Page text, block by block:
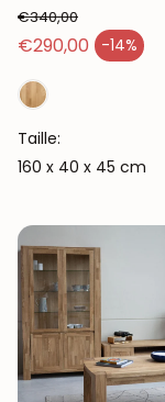
€290,00 -14%
Prix en solde
Prix habituel
€340,00
Taille:
160 x 40 x 45 cm